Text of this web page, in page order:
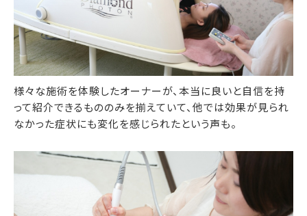
様々な施術を体験したオーナーが、本当に良いと自信を持
って紹介できるもののみを揃えていて、他では効果が見られ
なかった症状にも変化を感じられたという声も。